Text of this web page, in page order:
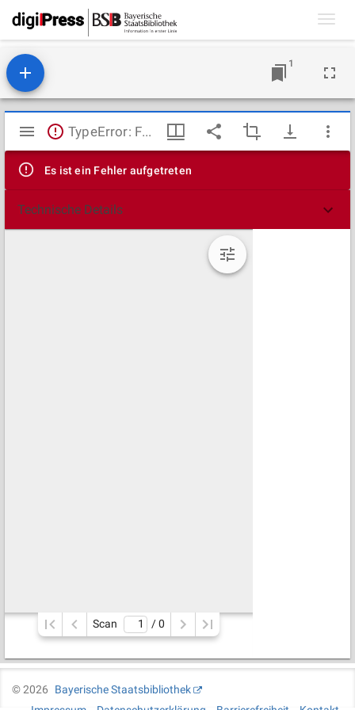
1
Mirador
Viewer
TypeError: Failed to fetch
Es ist ein Fehler aufgetreten
Technische Details
Scan / 0
©2026
Bayerische Staatsbibliothek